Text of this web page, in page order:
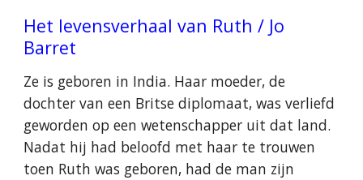
Het levensverhaal van Ruth / Jo
Barret
Ze is geboren in India. Haar moeder, de
dochter van een Britse diplomaat, was verliefd
geworden op een wetenschapper uit dat land.
Nadat hij had beloofd met haar te trouwen
toen Ruth was geboren, had de man zijn